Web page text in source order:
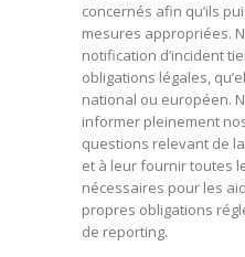
concernés afin qu’ils
mesures appropriées.
notification d’incident
obligations légales,
national ou européen.
informer pleinement
questions relevant de
et à leur fournir toutes
nécessaires pour les
propres obligations
de reporting.